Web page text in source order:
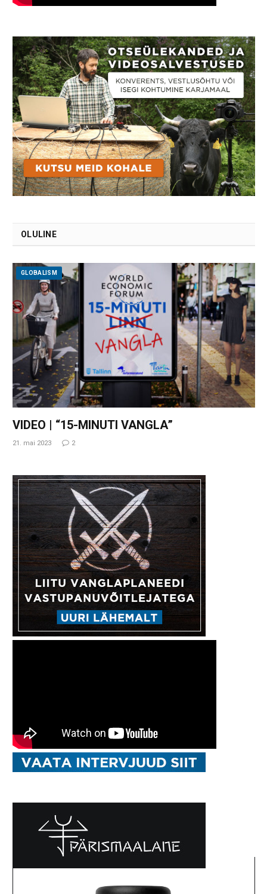
OLULINE
GLOBALISM
VIDEO | “15-MINUTI VANGLA”
21. mai 2023 2